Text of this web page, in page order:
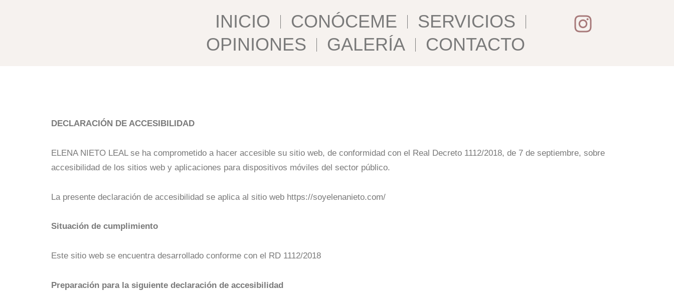
INICIO CONÓCEME
SERVICIOS
OPINIONES
GALERÍA CONTACTO
I
n
a
DECLARACIÓN DE ACCESIBILIDAD
ELENA NIETO LEAL se ha comprometido a hacer accesible su sitio web, de conformidad con el Real Decreto 1112/2018, de 7 de septiembre, sobre
accesibilidad de los sitios web y aplicaciones para dispositivos móviles del sector público.
La presente declaración de accesibilidad se aplica al sitio web https://soyelenanieto.com/
Situación de cumplimiento
Este sitio web se encuentra desarrollado conforme con el RD 1112/2018
Preparación para la siguiente declaración de accesibilidad